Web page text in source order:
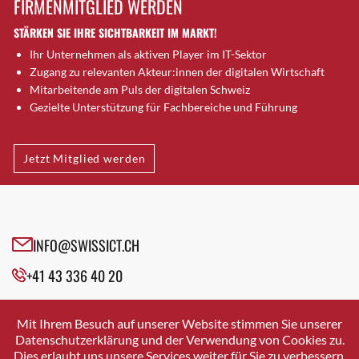
Brugg AG
Brütten
Bubendorf
Bubikon
Buchs (SG)
Bäretswil
Bülach
Cazis
Crissier
Davos Platz
Dierikon
Dietikon
FIRMENMITGLIED WERDEN
STÄRKEN SIE IHRE SICHTBARKEIT IM MARKT!
Ihr Unternehmen als aktiven Player im IT-Sektor
Zugang zu relevanten Akteur:innen der digitalen Wirtschaft
Mitarbeitende am Puls der digitalen Schweiz
Gezielte Unterstützung für Fachbereiche und Führung
Jetzt Mitglied werden
INFO@SWISSICT.CH
+41 43 336 40 20
SWISSICT
VULKANSTRASSE 120
8048 ZURICH
Mit Ihrem Besuch auf unserer Website stimmen Sie unserer
Datenschutzerklärung und der Verwendung von Cookies zu.
Dies erlaubt uns unsere Services weiter für Sie zu verbessern.